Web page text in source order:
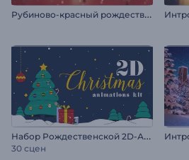
Р
убиново-красный рождественский логотип
Н
абор Рождественской 2D-Анимации
30 сцен